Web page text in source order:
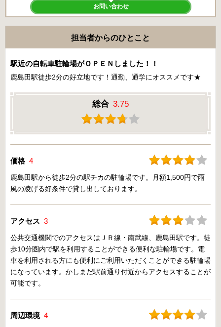
お問い合わせ
担当者からのひとこと
駅近の自転車駐輪場がＯＰＥＮしました！！
鹿島田駅徒歩2分の好立地です！通勤、通学にオススメです★
総合 3.75
価格 4
鹿島田駅から徒歩2分の駅チカの駐輪場です。月額1,500円で雨
風の凌げる好条件で貸し出しております。
アクセス 3
公共交通機関でのアクセスはＪＲ線・南武線、鹿島田駅です。徒
歩10分圏内で駅を利用することができる便利な駐輪場です。電
車を利用される方にも便利にご利用いただくことができる駐輪場
になっています。かしまだ駅前通り付近からアクセスすることが
可能です。
周辺環境 4